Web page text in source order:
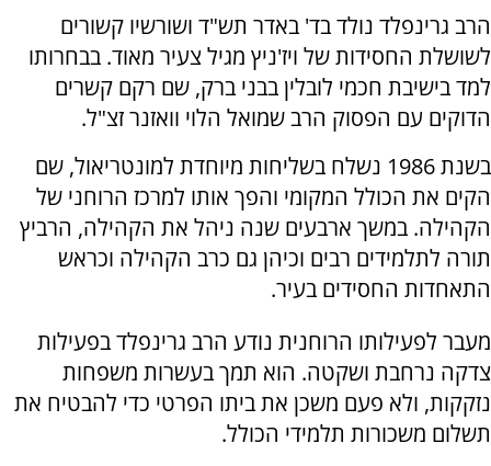
הרב גרינפלד נולד בד' באדר תש"ד ושורשיו קשורים
לשושלת החסידות של ויז'ניץ מגיל צעיר מאוד. בבחרותו
למד בישיבת חכמי לובלין בבני ברק, שם רקם קשרים
הדוקים עם הפסוק הרב שמואל הלוי וואזנר זצ"ל.
בשנת 1986 נשלח בשליחות מיוחדת למונטריאול, שם
הקים את הכולל המקומי והפך אותו למרכז הרוחני של
הקהילה. במשך ארבעים שנה ניהל את הקהילה, הרביץ
תורה לתלמידים רבים וכיהן גם כרב הקהילה וכראש
התאחדות החסידים בעיר.
מעבר לפעילותו הרוחנית נודע הרב גרינפלד בפעילות
צדקה נרחבת ושקטה. הוא תמך בעשרות משפחות
נזקקות, ולא פעם משכן את ביתו הפרטי כדי להבטיח את
תשלום משכורות תלמידי הכולל.